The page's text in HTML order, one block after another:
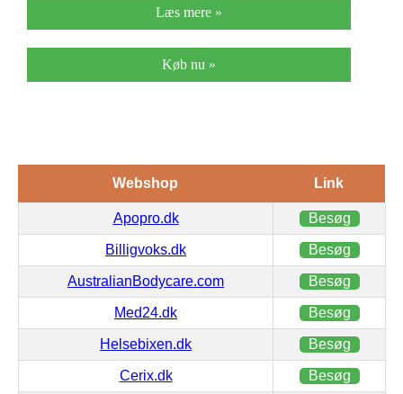
Læs mere »
Køb nu »
Webshop Link
Apopro.dk Besøg
Billigvoks.dk Besøg
AustralianBodycare.com Besøg
Med24.dk Besøg
Helsebixen.dk Besøg
Cerix.dk Besøg